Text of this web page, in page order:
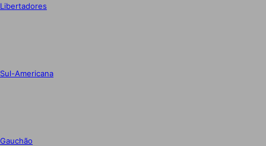
Libertadores
Sul-Americana
Gauchão